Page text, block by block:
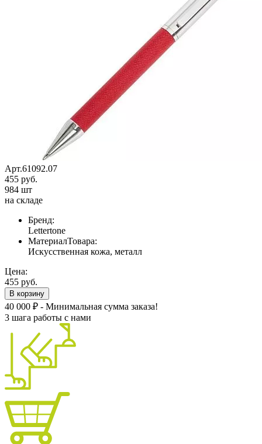
Арт.61092.07
455 руб.
984 шт
на складе
Бренд:
Lettertone
МатериалТовара:
Искусственная кожа, металл
Цена:
455 руб.
В корзину
40 000 ₽ - Минимальная сумма заказа!
3 шага работы с нами